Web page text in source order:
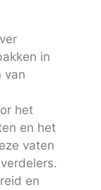
in
van
het
en het
vaten
en